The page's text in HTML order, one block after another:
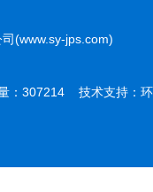
(www.sy-jps.com)
：307214 技术支持： 环